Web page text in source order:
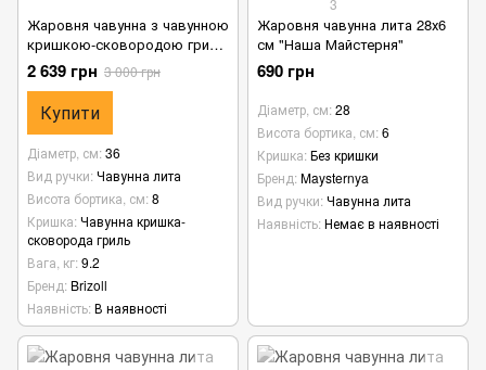
Жаровня чавунна з чавунною
кришкою-сковородою гриль
360×80 мм Brizoll
2 639 грн 3 000 грн
Купити
Діаметр, см 36
Вид ручки Чавунна лита
Висота бортика, см 8
Кришка Чавунна кришка-
сковорода гриль
Вага, кг 9.2
Бренд Brizoll
Наявність В наявності
Жаровня чавунна лита 28х6
см "Наша Майстерня"
690 грн
Діаметр, см 28
Висота бортика, см 6
Кришка Без кришки
Бренд Maysternya
Вид ручки Чавунна лита
Наявність Немає в наявності